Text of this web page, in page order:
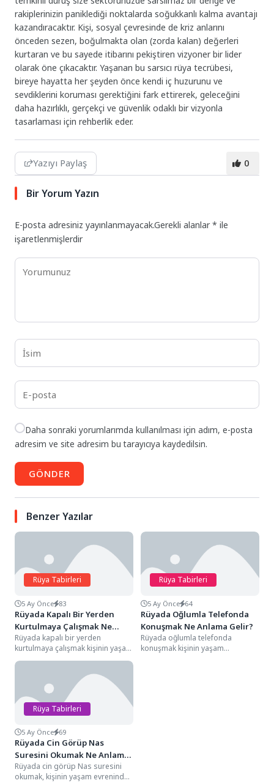
rakiplerinizin paniklediği noktalarda soğukkanlı kalma avantajı
kazandıracaktır. Kişi, sosyal çevresinde de kriz anlarını
önceden sezen, boğulmakta olan (zorda kalan) değerleri
kurtaran ve bu sayede itibarını pekiştiren vizyoner bir lider
olarak öne çıkacaktır. Yaşanan bu sarsıcı rüya tecrübesi,
bireye hayatta her şeyden önce kendi iç huzurunu ve
sevdiklerini koruması gerektiğini fark ettirerek, geleceğini
daha hazırlıklı, gerçekçi ve güvenlik odaklı bir vizyonla
tasarlaması için rehberlik eder.
Yazıyı Paylaş 0
Bir Yorum Yazın
E-posta adresiniz yayınlanmayacak.Gerekli alanlar* ile
işaretlenmişlerdir
Daha sonraki yorumlarımda kullanılması için adım, e-posta
adresim ve site adresim bu tarayıcıya kaydedilsin.
GÖNDER
Benzer Yazılar
Rüya Tabirleri
5 Ay Önce 83
Rüyada Kapalı Bir Yerden
Kurtulmaya Çalışmak Ne
Anlama Gelir?
Rüyada kapalı bir yerden
kurtulmaya çalışmak kişinin yaşam
evreninde sarsılmaz sandığı
Rüya Tabirleri
5 Ay Önce 64
Rüyada Oğlumla Telefonda
Konuşmak Ne Anlama Gelir?
Rüyada oğlumla telefonda
konuşmak kişinin yaşam
Rüya Tabirleri
5 Ay Önce 69
Rüyada Cin Görüp Nas
Suresini Okumak Ne Anlama
Gelir?
Rüyada cin görüp Nas suresini
okumak, kişinin yaşam evreninde